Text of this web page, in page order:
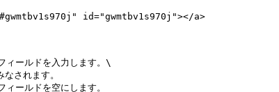
id="gwmtbv1s970j"></a>
ィールドを入力します。\
ールドを空にします。